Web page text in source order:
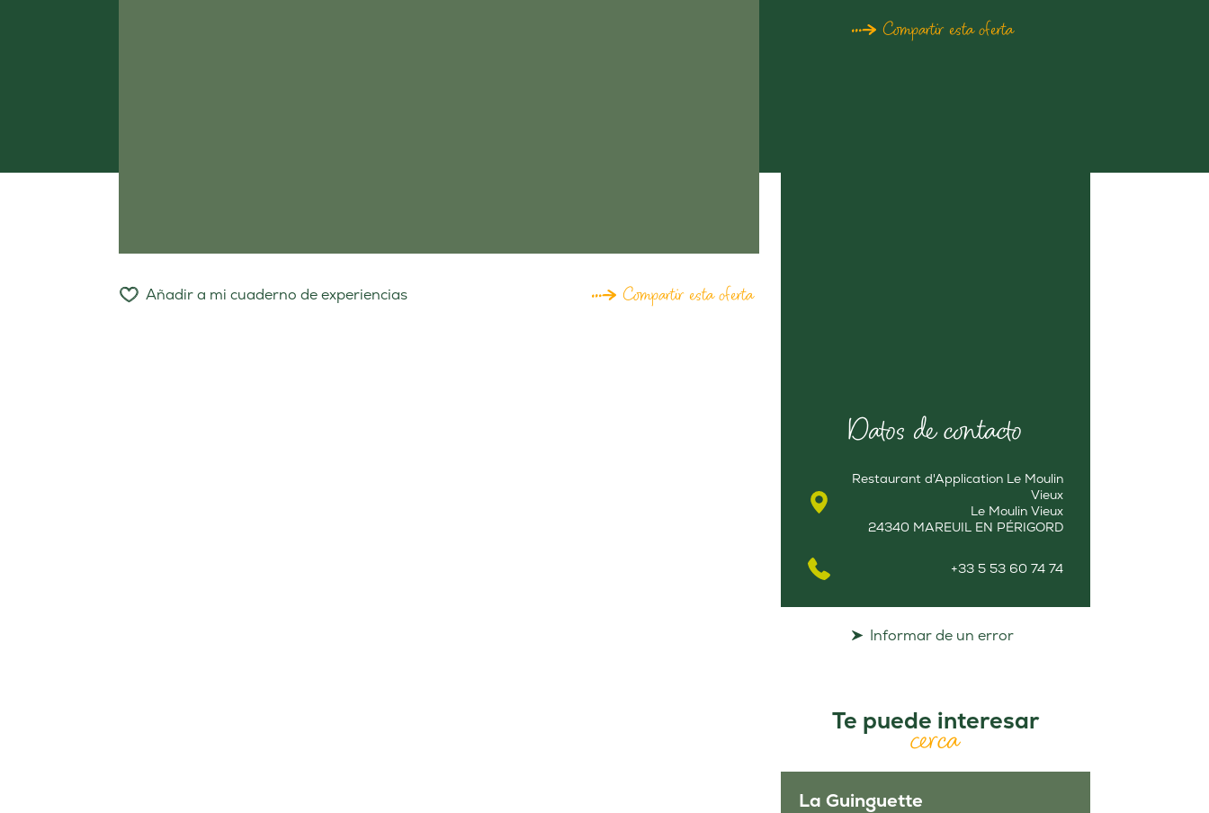
Compartir esta oferta
Añadir a mi cuaderno de experiencias Compartir esta oferta
Datos de contacto
Restaurant d'Application Le Moulin
Vieux
Le Moulin Vieux
24340 MAREUIL EN PÉRIGORD
+33 5 53 60 74 74
Informar de un error
Te puede interesar
cerca
La Guinguette